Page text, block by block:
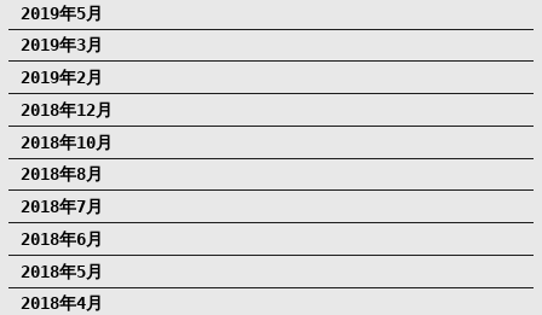
2019年5月
2019年3月
2019年2月
2018年12月
2018年10月
2018年8月
2018年7月
2018年6月
2018年5月
2018年4月